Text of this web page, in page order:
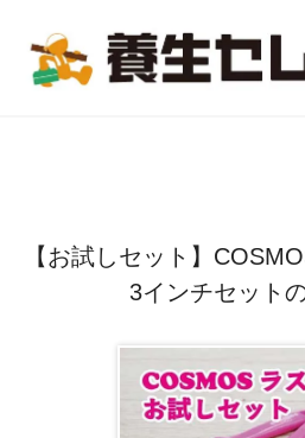
【お試しセット】
3インチセット